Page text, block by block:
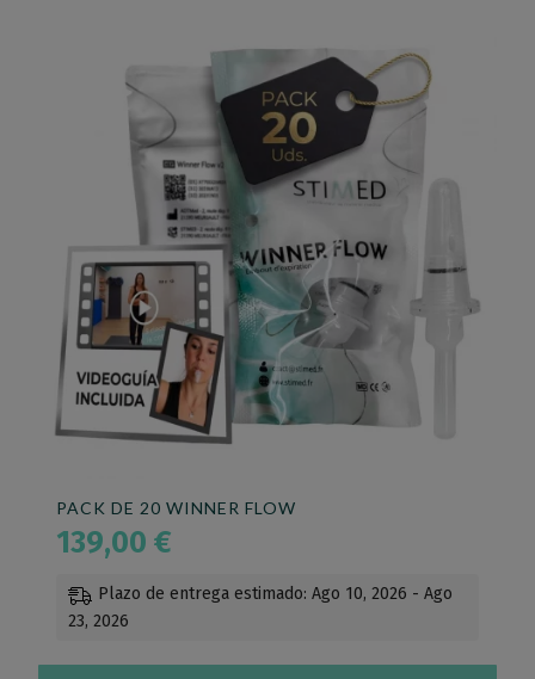
PACK DE 20 WINNER FLOW
139,00€
Plazo de entrega estimado: Ago 10, 2026 - Ago
23, 2026